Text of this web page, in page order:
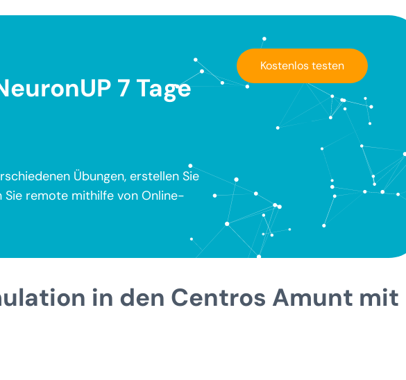
7 Tage
Übungen, erstellen Sie
Sie remote mithilfe von Online-
Kostenlos testen
in den Centros Amunt mit